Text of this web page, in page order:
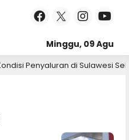
Minggu, 09 Agu
2026
Selatan Berlangsung Kondusif